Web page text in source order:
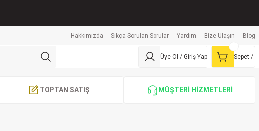
Hakkımızda Sıkça Sorulan Sorular Yardım Bize Ulaşın Blog
Üye Ol / Giriş Yap Sepet /
TOPTAN SATIŞ MÜŞTERİ HİZMETLERİ